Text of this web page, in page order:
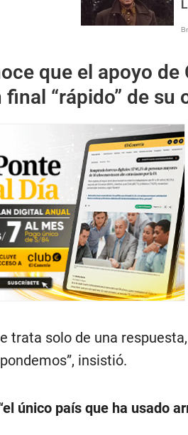
que el apoyo de
“rápido” de su
trata solo de una
insistió.
único país que ha usado